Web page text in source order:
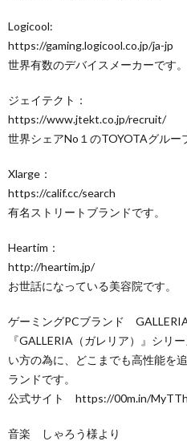
Logicool:
https://gaming.logicool.co.jp/ja-jp​
世界有数のデバイスメーカーです。
ジェイテクト：
https://www.jtekt.co.jp/recruit/​
世界シェアNo１のTOYOTAグルー
Xlarge：
https://calif.cc/search​
有名ストリートブランドです。
Heartim：
http://heartim.jp/​
お世話になっている美容院です。
ゲーミングPCブランド
『GALLERIA（ガレリア）』シリ
い方の為に、どこまでも高性能を
ランドです。
公式サイト https://00m.in/MyTTh
音楽 しゃろう様より